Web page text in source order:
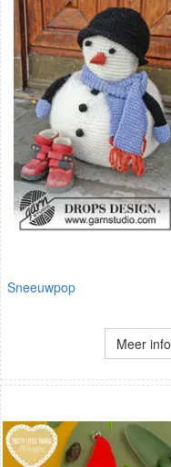
Sneeuwpop
Meer info